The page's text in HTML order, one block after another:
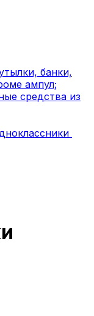
банки,
ампул;
средства из